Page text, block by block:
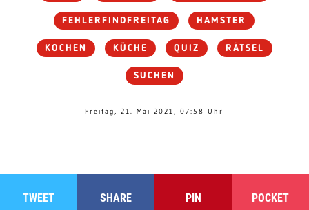
FEHLERFINDFREITAG HAMSTER
KOCHEN KÜCHE QUIZ RÄTSEL
SUCHEN
Freitag, 21. Mai 2021, 07:58 Uhr
TWEET SHARE PIN POCKET